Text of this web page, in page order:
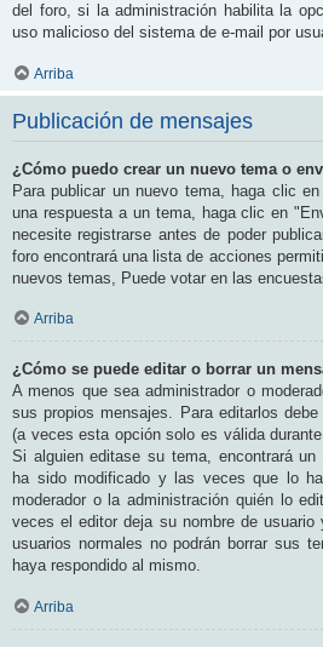
del foro, si la administración habilita la
uso malicioso del sistema de e-mail por
Arriba
Publicación de mensajes
¿Cómo puedo crear un nuevo tema o
Para publicar un nuevo tema, haga clic
una respuesta a un tema, haga clic en
necesite registrarse antes de poder
foro encontrará una lista de acciones
nuevos temas, Puede votar en las
Arriba
¿Cómo se puede editar o borrar un
A menos que sea administrador o
sus propios mensajes. Para editarlos
(a veces esta opción solo es válida
Si alguien editase su tema, encontrará un
ha sido modificado y las veces que lo
moderador o la administración quién lo
veces el editor deja su nombre de
usuarios normales no podrán borrar sus
haya respondido al mismo.
Arriba